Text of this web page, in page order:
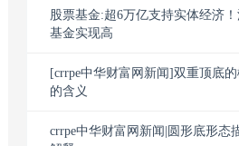
股票基金:超6万亿支持实体经济
基金实现高
[crrpe中华财富网新闻]双重顶底
的含义
crrpe中华财富网新闻|圆形底形态